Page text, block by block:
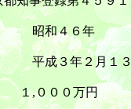
年
１３
万円